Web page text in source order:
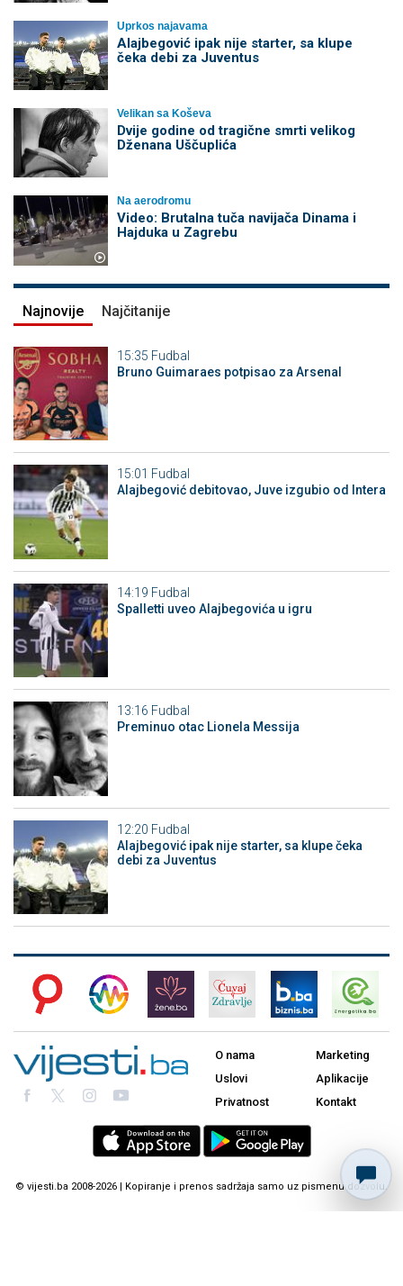
Uprkos najavama
Alajbegović ipak nije starter, sa klupe
čeka debi za Juventus
Velikan sa Koševa
Dvije godine od tragične smrti velikog
Dženana Uščuplića
Na aerodromu
Video: Brutalna tuča navijača Dinama i
Hajduka u Zagrebu
Najnovije Najčitanije
15:35 Fudbal
Bruno Guimaraes potpisao za Arsenal
15:01 Fudbal
Alajbegović debitovao, Juve izgubio od Intera
14:19 Fudbal
Spalletti uveo Alajbegovića u igru
13:16 Fudbal
Preminuo otac Lionela Messija
12:20 Fudbal
Alajbegović ipak nije starter, sa klupe čeka
debi za Juventus
O nama
Uslovi
Privatnost
Marketing
Aplikacije
Kontakt
© vijesti.ba 2008-2026 | Kopiranje i prenos sadržaja samo uz pismenu dozvolu.